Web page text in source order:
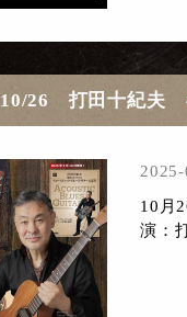
10/26 打田十紀夫
10月
演：